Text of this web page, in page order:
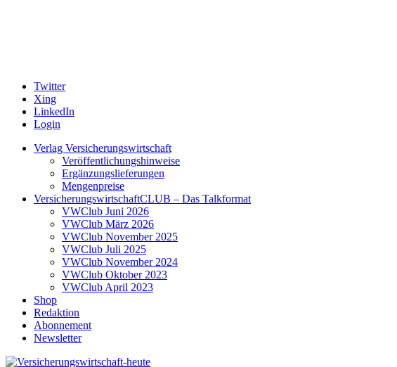
Twitter
Xing
LinkedIn
Login
Verlag Versicherungswirtschaft
Veröffentlichungshinweise
Ergänzungslieferungen
Mengenpreise
VersicherungswirtschaftCLUB – Das Talkformat
VWClub Juni 2026
VWClub März 2026
VWClub November 2025
VWClub Juli 2025
VWClub November 2024
VWClub Oktober 2023
VWClub April 2023
Shop
Redaktion
Abonnement
Newsletter